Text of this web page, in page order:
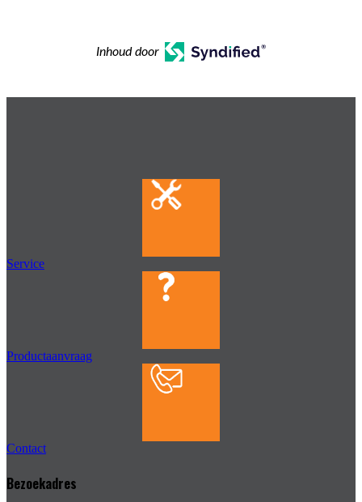
Inhoud door
Service
Productaanvraag
Contact
Bezoekadres